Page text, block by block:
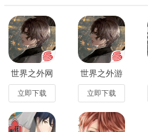
世界之外网
易首款无限
流言情手游
1.2.7官方版
立即下载
世界之外游
戏手机版安
卓版1.2.7最
新版
立即下载